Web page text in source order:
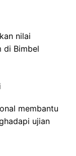
nilai
di Bimbel
membantu
ujian